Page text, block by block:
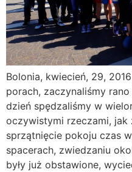
Bolonia, kwiecień, 29,
porach, zaczynaliśmy
dzień spędzaliśmy w
oczywistymi rzeczami, jak
sprzątnięcie pokoju czas
spacerach, zwiedzaniu
były już obstawione,